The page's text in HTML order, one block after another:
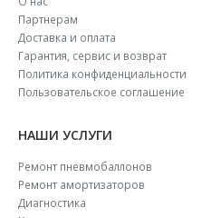
Партнерам
Доставка и оплата
Гарантия, сервис и возврат
Политика конфиденциальности
Пользовательское соглашение
НАШИ УСЛУГИ
Ремонт пневмобаллонов
Ремонт амортизаторов
Диагностика